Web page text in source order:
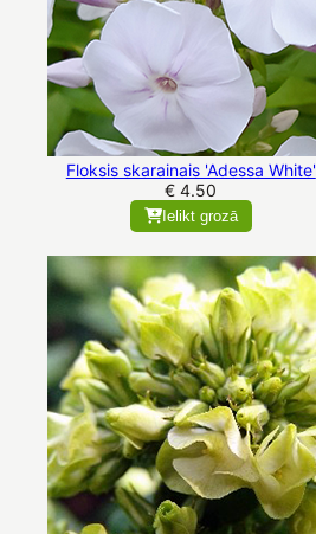
Floksis skarainais 'Adessa White'
€ 4.50
Ielikt grozā